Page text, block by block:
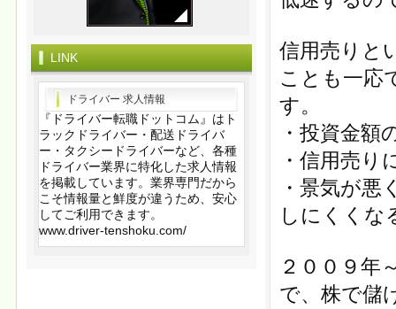
信用売りと
ことも一応
す。
・投資金
・信用売
・景気が
しにくくな
２００９年
で、株で儲
LINK
ドライバー 求人情報
『ドライバー転職ドットコム』はト
ラックドライバー・配送ドライバ
ー・タクシードライバーなど、各種
ドライバー業界に特化した求人情報
を掲載しています。業界専門だから
こそ情報量と鮮度が違うため、安心
してご利用できます。
www.driver-tenshoku.com/